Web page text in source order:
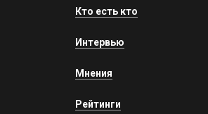
Кто есть кто
Интервью
Мнения
Рейтинги